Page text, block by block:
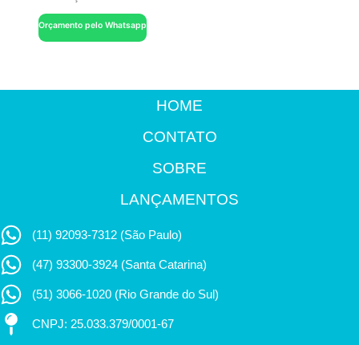
Orçamento pelo Whatsapp
HOME
CONTATO
SOBRE
LANÇAMENTOS
(11) 92093-7312 (São Paulo)
(47) 93300-3924 (Santa Catarina)
(51) 3066-1020 (Rio Grande do Sul)
CNPJ: 25.033.379/0001-67